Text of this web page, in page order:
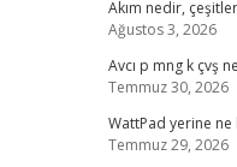
Akım nedir,
Ağustos 3, 2026
Avcı p mng k çvş
Temmuz 30, 2026
WattPad yerine ne
Temmuz 29, 2026